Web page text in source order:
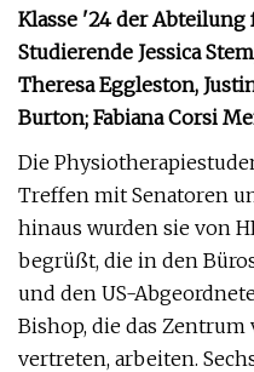
Klasse '24 der
Studierende Jessica
Theresa Eggleston,
Burton; Fabiana Corsi
Die
Treffen mit Senatoren
hinaus wurden sie von
begrüßt, die in den
und den US-
Bishop, die das
vertreten, arbeiten.